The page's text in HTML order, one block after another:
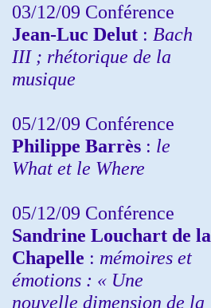
03/12/09 Conférence
Jean-Luc Delut : Bach
III ; rhétorique de la
musique
05/12/09 Conférence
Philippe Barrès : le
What et le Where
05/12/09 Conférence
Sandrine Louchart de la
Chapelle : mémoires et
émotions : « Une
nouvelle dimension de la